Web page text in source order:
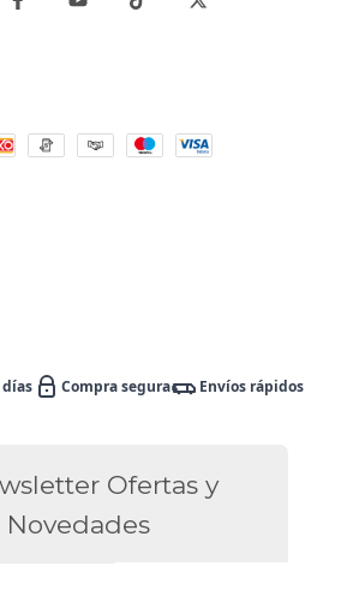
Compra segura Envíos rápidos
Ofertas y
Novedades